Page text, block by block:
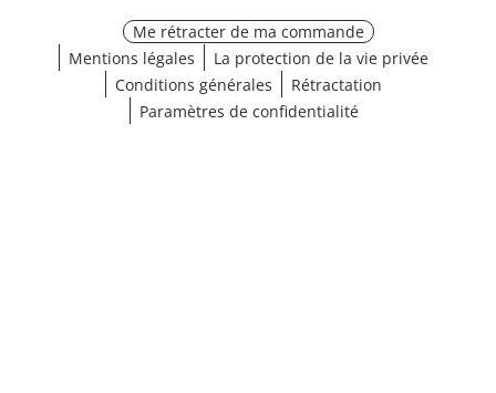
Me rétracter de ma commande
Mentions légales
La protection de la vie privée
Conditions générales
Rétractation
Paramètres de confidentialité